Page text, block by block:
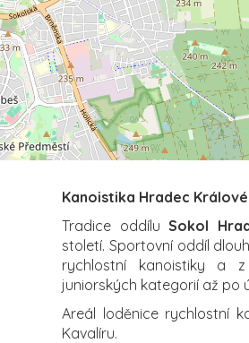
Kanoistika Hradec
Tradice oddíluSokol
století. Sportovní oddíl
rychlostní kanoistiky a
juniorských kategorií až po
Areál loděnice rychlostní
Kavalíru.